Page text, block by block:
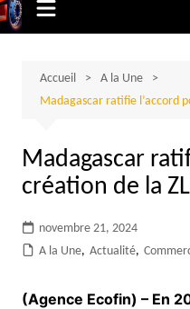
Accueil
A la Une
Madagascar ratifie l’accord
Madagascar
création de la
novembre 21, 2024
A la Une, Actualité,
(Agence Ecofin) – En